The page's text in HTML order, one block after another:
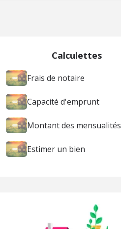
Calculettes
Frais de notaire
Capacité d'emprunt
Montant des mensualités
Estimer un bien